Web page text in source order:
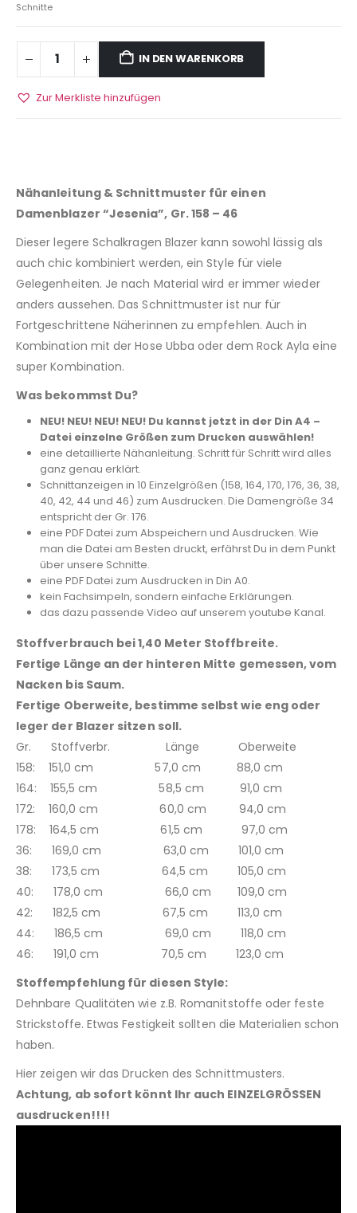
Schnitte
IN DEN WARENKORB
Zur Merkliste hinzufügen
Nähanleitung & Schnittmuster für einen
Damenblazer “Jesenia”, Gr. 158 – 46
Dieser legere Schalkragen Blazer kann sowohl lässig als
auch chic kombiniert werden, ein Style für viele
Gelegenheiten. Je nach Material wird er immer wieder
anders aussehen. Das Schnittmuster ist nur für
Fortgeschrittene Näherinnen zu empfehlen. Auch in
Kombination mit der Hose Ubba oder dem Rock Ayla eine
super Kombination.
Was bekommst Du?
NEU! NEU! NEU! NEU! Du kannst jetzt in der Din A4 –
Datei einzelne Größen zum Drucken auswählen!
eine detaillierte Nähanleitung. Schritt für Schritt wird alles
ganz genau erklärt.
Schnittanzeigen in 10 Einzelgrößen (158, 164, 170, 176, 36, 38,
40, 42, 44 und 46) zum Ausdrucken. Die Damengröße 34
entspricht der Gr. 176.
eine PDF Datei zum Abspeichern und Ausdrucken. Wie
man die Datei am Besten druckt, erfährst Du in dem Punkt
über unsere Schnitte.
eine PDF Datei zum Ausdrucken in Din A0.
kein Fachsimpeln, sondern einfache Erklärungen.
das dazu passende Video auf unserem youtube Kanal.
Stoffverbrauch bei 1,40 Meter Stoffbreite.
Fertige Länge an der hinteren Mitte gemessen, vom
Nacken bis Saum.
Fertige Oberweite, bestimme selbst wie eng oder
leger der Blazer sitzen soll.
Gr. Stoffverbr. Länge Oberweite
158: 151,0 cm 57,0 cm 88,0 cm
164: 155,5 cm 58,5 cm 91,0 cm
172: 160,0 cm 60,0 cm 94,0 cm
178: 164,5 cm 61,5 cm 97,0 cm
36: 169,0 cm 63,0 cm 101,0 cm
38: 173,5 cm 64,5 cm 105,0 cm
40: 178,0 cm 66,0 cm 109,0 cm
42: 182,5 cm 67,5 cm 113,0 cm
44: 186,5 cm 69,0 cm 118,0 cm
46: 191,0 cm 70,5 cm 123,0 cm
Stoffempfehlung für diesen Style:
Dehnbare Qualitäten wie z.B. Romanitstoffe oder feste
Strickstoffe. Etwas Festigkeit sollten die Materialien schon
haben.
Hier zeigen wir das Drucken des Schnittmusters.
Achtung, ab sofort könnt Ihr auch EINZELGRÖSSEN
ausdrucken!!!!